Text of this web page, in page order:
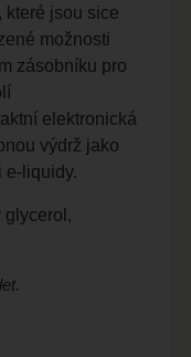
které jsou sice
možnosti
zásobníku pro
elektronická
výdrž jako
e-liquidy.
glycerol,